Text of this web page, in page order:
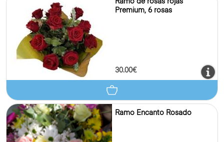
Ramo de rosas rojas
Premium, 6 rosas
30.00€
Ramo Encanto Rosado